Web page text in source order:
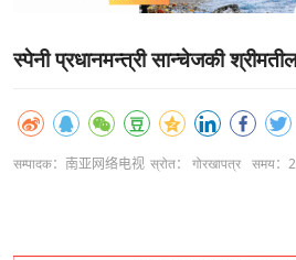
स्पेनी प्रधानमन्त्री सान्चेजकी
सम्पादक：南亚网络电视 स्रोत： गोरखापत्र समय：